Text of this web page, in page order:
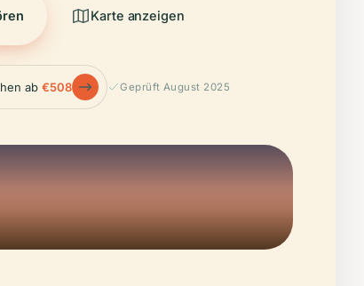
Karte anzeigen
ab€508 Geprüft August 2025